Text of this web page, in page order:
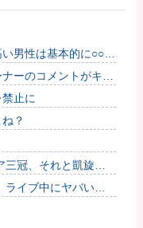
男性は基本的に○○で
なのか他
ーのコメントがキモ
なるんや…」他
止に
？
冠、それと凱旋門
マ娘に発言した普通
イブ中にヤバい観